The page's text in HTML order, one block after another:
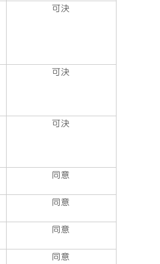
可決
可決
可決
同意
同意
同意
同意